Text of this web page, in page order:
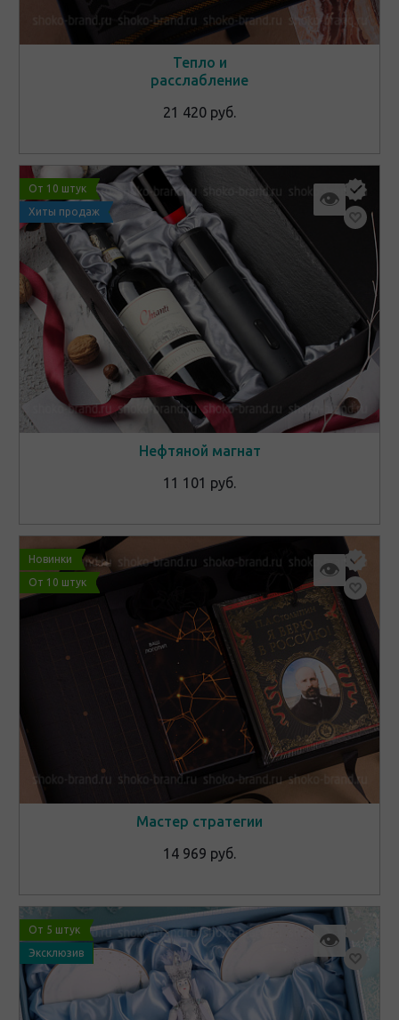
Тепло и
расслабление
21 420 руб.
От 10 штук
Хиты продаж
👁
Нефтяной магнат
11 101 руб.
Новинки
От 10 штук
👁
Мастер стратегии
14 969 руб.
От 5 штук
Эксклюзив
👁